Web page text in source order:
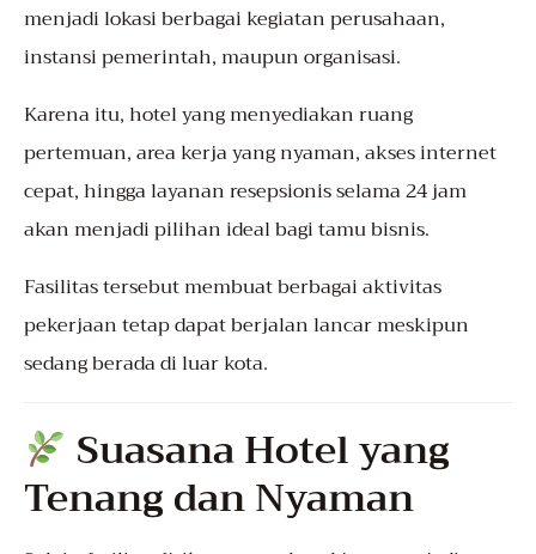
menjadi lokasi berbagai kegiatan perusahaan,
instansi pemerintah, maupun organisasi.
Karena itu, hotel yang menyediakan ruang
pertemuan, area kerja yang nyaman, akses internet
cepat, hingga layanan resepsionis selama 24 jam
akan menjadi pilihan ideal bagi tamu bisnis.
Fasilitas tersebut membuat berbagai aktivitas
pekerjaan tetap dapat berjalan lancar meskipun
sedang berada di luar kota.
Suasana Hotel yang
Tenang dan Nyaman